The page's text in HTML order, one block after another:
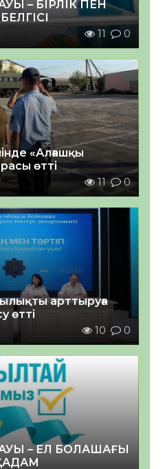
– БІРЛІК ПЕН
11 0
«Алғашқы
өтті
11 0
арттыруға
өтті
10 0
– ЕЛ БОЛАШАҒЫ